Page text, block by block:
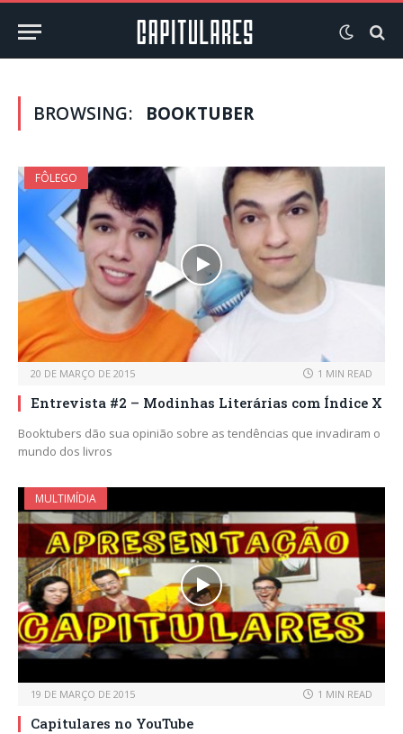
BROWSING: BOOKTUBER
FÔLEGO
20 DE MARÇO DE 2015 1 MIN READ
Entrevista #2 – Modinhas Literárias com Índice X
Booktubers dão sua opinião sobre as tendências que invadiram o
mundo dos livros
MULTIMÍDIA
19 DE MARÇO DE 2015 1 MIN READ
Capitulares no YouTube